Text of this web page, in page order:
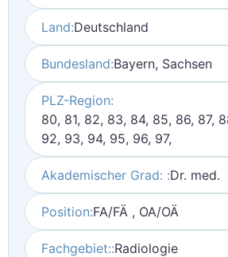
Land:Deutschland
Bundesland:Bayern, Sachsen
PLZ-Region:
80, 81, 82, 83, 84, 85, 86, 87,
92, 93, 94, 95, 96, 97,
Akademischer Grad: :Dr. med.
Position:FA/FÄ , OA/OÄ
Fachgebiet::Radiologie